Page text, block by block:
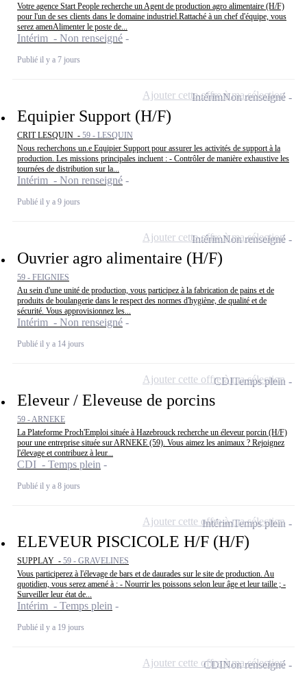
Votre agence Start People recherche un Agent de production agro alimentaire (H/F)
pour l'un de ses clients dans le domaine industriel.Rattaché à un chef d'équipe, vous
serez amenAlimenter le poste de...
Intérim - Non renseigné
Publié il y a 7 jours
Equipier Support (H/F)
CRIT LESQUIN - 59 - LESQUIN
Nous recherchons un.e Equipier Support pour assurer les activités de support à la
production. Les missions principales incluent : - Contrôler de manière exhaustive les
tournées de distribution sur la...
Intérim - Non renseigné
Publié il y a 9 jours
IntérimNon renseigné
Ajouter cette offre à ma sélection
Ouvrier agro alimentaire (H/F)
59 - FEIGNIES
Au sein d'une unité de production, vous participez à la fabrication de pains et de
produits de boulangerie dans le respect des normes d'hygiène, de qualité et de
sécurité. Vous approvisionnez les...
Intérim - Non renseigné
Publié il y a 14 jours
IntérimNon renseigné
Ajouter cette offre à ma sélection
Eleveur / Eleveuse de porcins
59 - ARNEKE
La Plateforme Proch'Emploi située à Hazebrouck recherche un éleveur porcin (H/F)
pour une entreprise située sur ARNEKE (59). Vous aimez les animaux ? Rejoignez
l'élevage et contribuez à leur...
CDI - Temps plein
Publié il y a 8 jours
CDITemps plein
Ajouter cette offre à ma sélection
ELEVEUR PISCICOLE H/F (H/F)
SUPPLAY - 59 - GRAVELINES
Vous participerez à l'élevage de bars et de daurades sur le site de production. Au
quotidien, vous serez amené à : - Nourrir les poissons selon leur âge et leur taille ; -
Surveiller leur état de...
Intérim - Temps plein
Publié il y a 19 jours
IntérimTemps plein
Ajouter cette offre à ma sélection
CDINon renseigné
Ajouter cette offre à ma sélection